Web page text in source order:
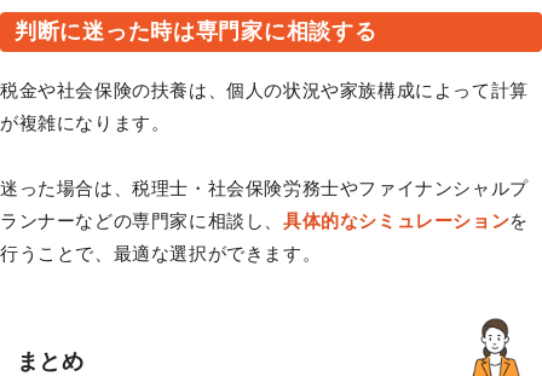
判断に迷った時は専門家に相談する
税金や社会保険の扶養は、個人の状況や家族構成によって計算
が複雑になります。
迷った場合は、税理士・社会保険労務士やファイナンシャルプ
ランナーなどの専門家に相談し、 具体的なシミュレーションを
行うことで、最適な選択ができます。
まとめ